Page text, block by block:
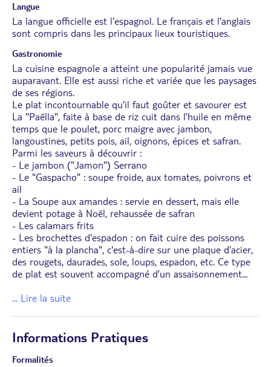
Langue
La langue officielle est l'espagnol. Le français et l'anglais
sont compris dans les principaux lieux touristiques.
Gastronomie
La cuisine espagnole a atteint une popularité jamais vue
auparavant. Elle est aussi riche et variée que les paysages
de ses régions.
Le plat incontournable qu’il faut goûter et savourer est
La "Paëlla", faite à base de riz cuit dans l’huile en même
temps que le poulet, porc maigre avec jambon,
langoustines, petits pois, ail, oignons, épices et safran.
Parmi les saveurs à découvrir :
- Le jambon ("Jamon") Serrano
- Le "Gaspacho" : soupe froide, aux tomates, poivrons et
ail
- La Soupe aux amandes : servie en dessert, mais elle
devient potage à Noël, rehaussée de safran
- Les calamars frits
- Les brochettes d'espadon : on fait cuire des poissons
entiers "à la plancha", c'est-à-dire sur une plaque d’acier,
des rougets, daurades, sole, loups, espadon, etc. Ce type
de plat est souvent accompagné d’un assaisonnement...
... Lire la suite
Informations Pratiques
Formalités